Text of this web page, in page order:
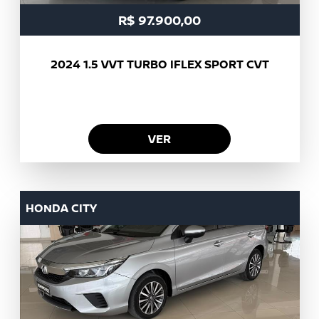
R$ 97.900,00
2024 1.5 VVT TURBO IFLEX SPORT CVT
VER
HONDA CITY